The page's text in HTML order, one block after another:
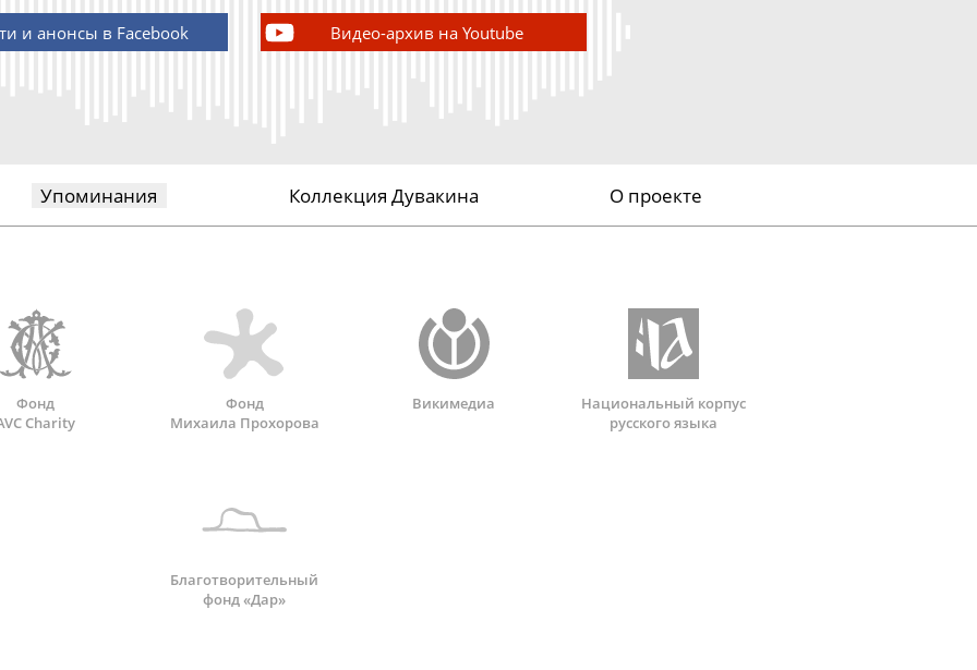
и анонсы в Facebook Видео-архив на Youtube
Упоминания Коллекция Дувакина О проекте
Фонд
Charity
Фонд
Михаила Прохорова
Викимедиа
Национальный корпус
русского языка
Благотворительный
фонд «Дар»